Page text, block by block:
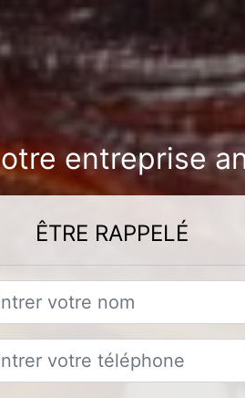
entreprise
ÊTRE RAPPELÉ